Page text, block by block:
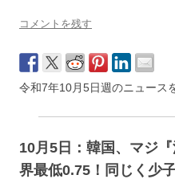
コメントを残す
令和7年10月5日週のニュース
10月5日：韓国、マジ
界最低0.75！同じく少